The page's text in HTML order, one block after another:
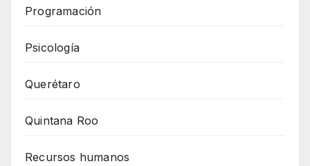
Programación
Psicología
Querétaro
Quintana Roo
Recursos humanos